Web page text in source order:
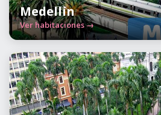
Medellín
Ver habitaciones →